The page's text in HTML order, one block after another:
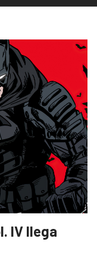
IV llega